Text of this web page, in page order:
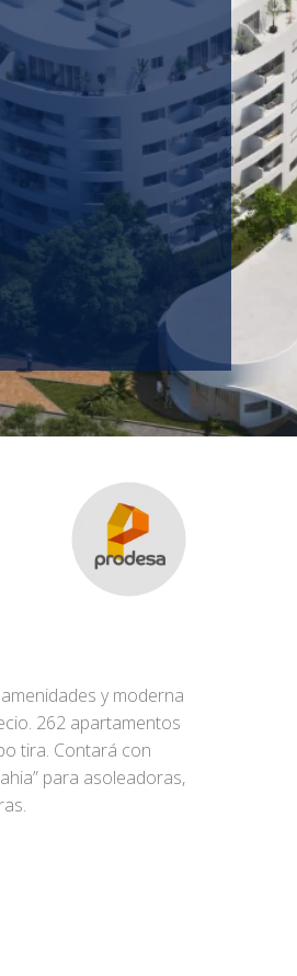
y moderna
262 apartamentos
tira. Contará con
para asoleadoras,